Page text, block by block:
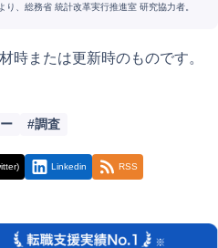
、総務省 統計改革実⾏推進室 研究協力者。
時または更新時のものです。
調査
Linkedin RSS